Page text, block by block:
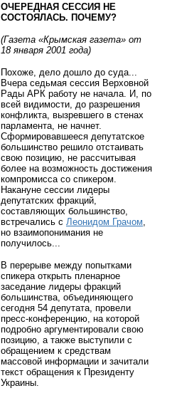
ОЧЕРЕДНАЯ СЕССИЯ НЕ
СОСТОЯЛАСЬ. ПОЧЕМУ?
(Газета «Крымская газета» от
18 января 2001 года)
Похоже, дело дошло до суда...
Вчера седьмая сессия Верховной
Рады АРК работу не начала. И, по
всей видимости, до разрешения
конфликта, вызревшего в стенах
парламента, не начнет.
Сформировавшееся депутатское
большинство решило отстаивать
свою позицию, не рассчитывая
более на возможность достижения
компромисса со спикером.
Накануне сессии лидеры
депутатских фракций,
составляющих большинство,
встречались с Леонидом Грачом
но взаимопонимания не
получилось...
В перерыве между попытками
спикера открыть пленарное
заседание лидеры фракций
большинства, объединяющего
сегодня 54 депутата, провели
пресс-конференцию, на которой
подробно аргументировали свою
позицию, а также выступили с
обращением к средствам
массовой информации и зачитали
текст обращения к Президенту
Украины.